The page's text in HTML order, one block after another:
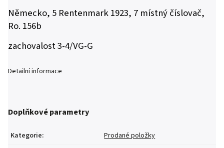
Německo, 5 Rentenmark 1923, 7 místný číslovač,
Ro. 156b
zachovalost 3-4/VG-G
Detailní informace
Doplňkové parametry
Kategorie:
Prodané položky